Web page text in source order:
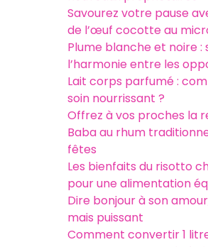
Savourez votre pause
de l’œuf cocotte au
Plume blanche et noire :
l’harmonie entre les
Lait corps parfumé :
soin nourrissant ?
Offrez à vos proches la
Baba au rhum
fêtes
Les bienfaits du risotto
pour une alimentation
Dire bonjour à son
mais puissant
Comment convertir 1